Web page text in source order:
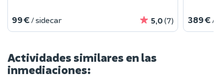
99 € / sidecar 5,0(7) 389 € /
Actividades similares en las
inmediaciones: